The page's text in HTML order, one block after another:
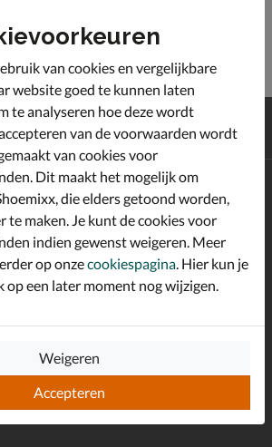
en retour*
nieuwsbrief en ontvang €10,-
van cookies en vergelijkbare
website goed te kunnen laten
te analyseren hoe deze wordt
van de voorwaarden wordt
van cookies voor
Dit maakt het mogelijk om
die elders getoond worden,
te maken. Je kunt de cookies voor
indien gewenst weigeren. Meer
op onzecookiespagina . Hier kun je
een later moment nog wijzigen.
Accepteren
Weigeren